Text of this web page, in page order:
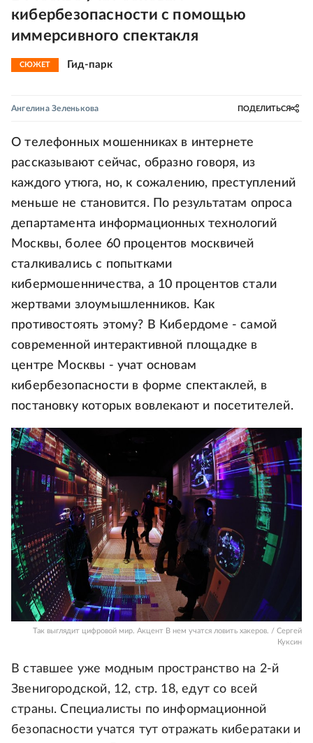
кибербезопасности с помощью
иммерсивного спектакля
СЮЖЕТ Гид-парк
Ангелина Зеленькова ПОДЕЛИТЬСЯ
О телефонных мошенниках в интернете
рассказывают сейчас, образно говоря, из
каждого утюга, но, к сожалению, преступлений
меньше не становится. По результатам опроса
департамента информационных технологий
Москвы, более 60 процентов москвичей
сталкивались с попытками
кибермошенничества, а 10 процентов стали
жертвами злоумышленников. Как
противостоять этому? В Кибердоме - самой
современной интерактивной площадке в
центре Москвы - учат основам
кибербезопасности в форме спектаклей, в
постановку которых вовлекают и посетителей.
Так выглядит цифровой мир. Акцент В нем учатся ловить хакеров. / Сергей
Куксин
В ставшее уже модным пространство на 2-й
Звенигородской, 12, стр. 18, едут со всей
страны. Специалисты по информационной
безопасности учатся тут отражать кибератаки и